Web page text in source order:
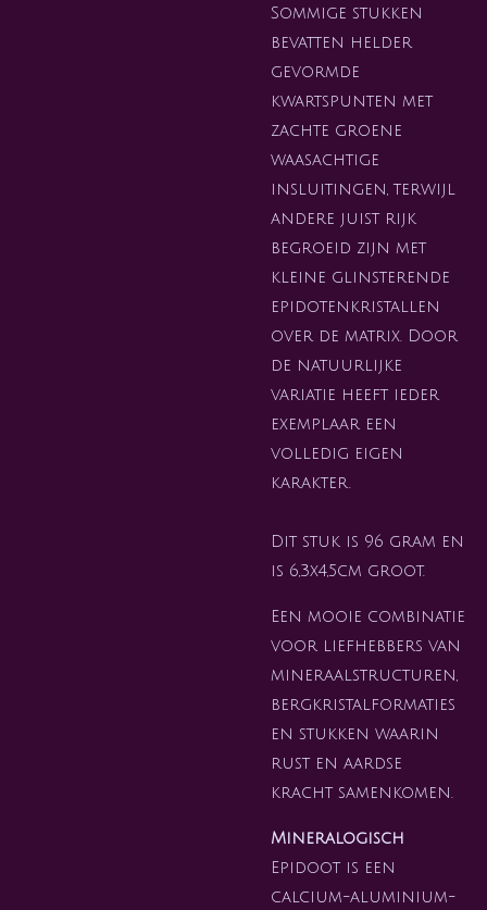
Sommige stukken
bevatten helder
gevormde
kwartspunten met
zachte groene
waasachtige
insluitingen, terwijl
andere juist rijk
begroeid zijn met
kleine glinsterende
epidotenkristallen
over de matrix. Door
de natuurlijke
variatie heeft ieder
exemplaar een
volledig eigen
karakter.
Dit stuk is 96 gram en
is 6,3x4,5cm groot.
Een mooie combinatie
voor liefhebbers van
mineraalstructuren,
bergkristalformaties
en stukken waarin
rust en aardse
kracht samenkomen.
Mineralogisch
Epidoot is een
calcium-aluminium-